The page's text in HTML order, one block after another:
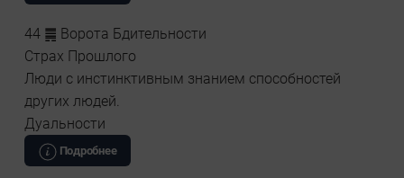
44 ䷫ Ворота Бдительности
Страх Прошлого
Люди с инстинктивным знанием способностей
других людей.
Дуальности
Подробнее